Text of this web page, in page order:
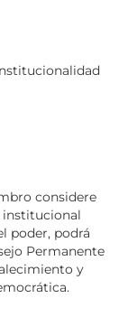
considere
institucional
poder, podrá
Permanente
y